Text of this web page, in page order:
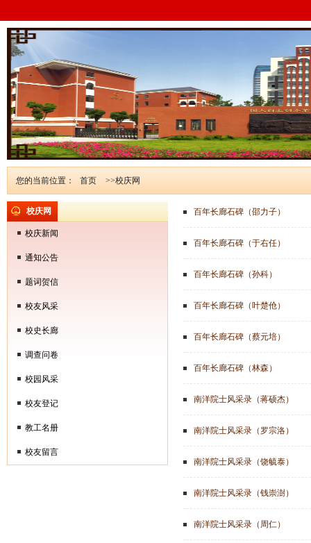
校庆网
校庆新闻
通知公告
题词贺信
校友风采
校史长廊
调查问卷
校园风采
校友登记
教工名册
校友留言
您的当前位置： 首页 >>校庆网
百年长廊石碑（邵力子）
百年长廊石碑（于右任）
百年长廊石碑（孙科）
百年长廊石碑（叶楚伧）
百年长廊石碑（蔡元培）
百年长廊石碑（林森）
南洋院士风采录（蒋硕杰）
南洋院士风采录（罗宗洛）
南洋院士风采录（饶毓泰）
南洋院士风采录（钱崇澍）
南洋院士风采录（周仁）